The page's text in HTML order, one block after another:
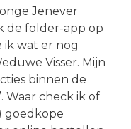
Jenever
de folder-app op
ik wat er nog
Visser. Mijn
binnen de
Waar check ik of
goedkope